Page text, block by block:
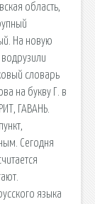
область,
На новую
словарь
на букву Г. в
ГАВАНЬ.
Сегодня
языка